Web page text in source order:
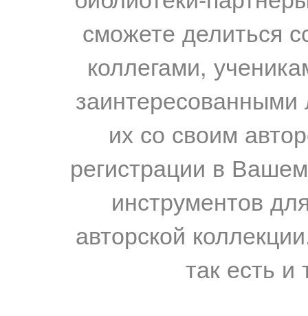
сможете делиться
коллегами,
их со своим
регистрации в
инструментов
авторской
так есть и